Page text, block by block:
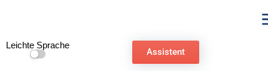
Leichte Sprache
Assistent